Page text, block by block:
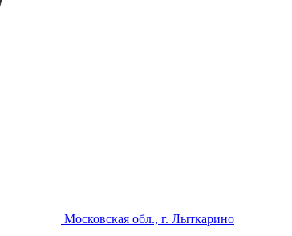
Московская обл., г. Лыткарино